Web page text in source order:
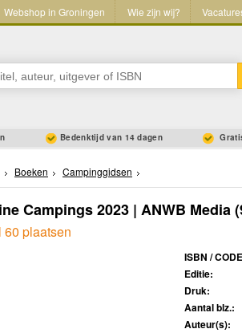
Webshop in Groningen Wie zijn wij?
Bedenktijd van 14 dagen
Boeken Campinggidsen
Campings 2023 | ANWB Media
60 plaatsen
ISBN /
Editie:
Druk:
Aantal blz.:
Auteur(s):